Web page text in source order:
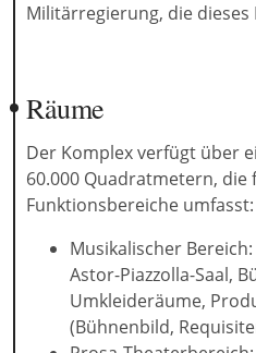
Militärregierung, die
Räume
Der Komplex verfügt über
60.000 Quadratmetern, die
Funktionsbereiche umfasst:
Musikalischer
Astor-Piazzolla-Saal,
Umkleideräume,
(Bühnenbild,